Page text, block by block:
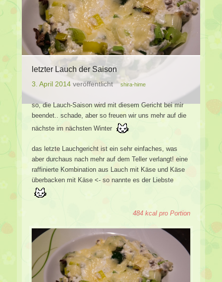
letzter Lauch der Saison
3. April 2014 veröffentlicht shira-hime
so, die Lauch-Saison wird mit diesem Gericht bei mir
beendet.. schade, aber so freuen wir uns mehr auf die
nächste im nächsten Winter
das letzte Lauchgericht ist ein sehr einfaches, was
aber durchaus nach mehr auf dem Teller verlangt! eine
raffinierte Kombination aus Lauch mit Käse und Käse
überbacken mit Käse <- so nannte es der Liebste
484 kcal pro Portion